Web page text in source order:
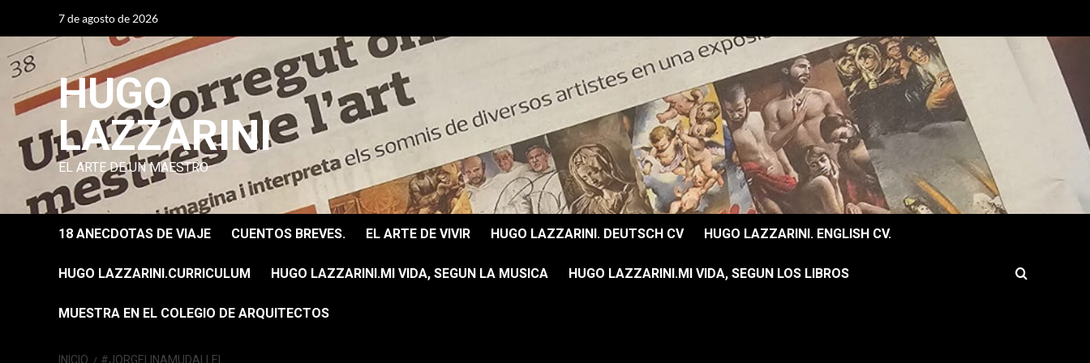
contenido
7 de agosto de 2026
HUGO
LAZZARINI
EL ARTE DE UN MAESTRO
18 ANECDOTAS DE VIAJE CUENTOS BREVES. EL ARTE DE VIVIR HUGO LAZZARINI. DEUTSCH CV HUGO LAZZARINI. ENGLISH CV.
HUGO LAZZARINI.CURRICULUM HUGO LAZZARINI.MI VIDA, SEGUN LA MUSICA HUGO LAZZARINI.MI VIDA, SEGUN LOS LIBROS
MUESTRA EN EL COLEGIO DE ARQUITECTOS
INICIO #JORGELINAMUDALLEL